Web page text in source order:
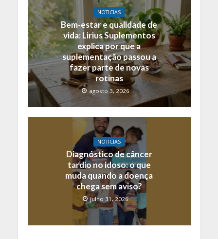
NOTICIAS
Bem-estar e qualidade de
vida: Lirius Suplementos
explica por que a
suplementação passou a
fazer parte de novas
rotinas
agosto 3, 2026
NOTICIAS
Diagnóstico de câncer
tardio no idoso: o que
muda quando a doença
chega sem aviso?
julho 31, 2026